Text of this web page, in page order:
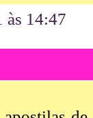
às 14:47